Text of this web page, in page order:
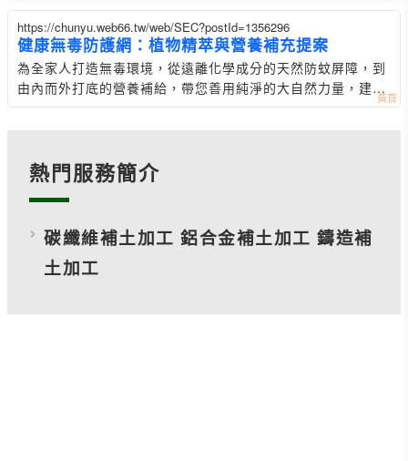
https://chunyu.web66.tw/web/SEC?postId=1356296
健康無毒防護網：植物精萃與營養補充提案
為全家人打造無毒環境，從遠離化學成分的天然防蚊屏障，到
由內而外打底的營養補給，帶您善用純淨的大自然力量，建構
專屬的居家健康防護網。
熱門服務簡介
碳纖維補土加工 鋁合金補土加工 鑄造補
土加工